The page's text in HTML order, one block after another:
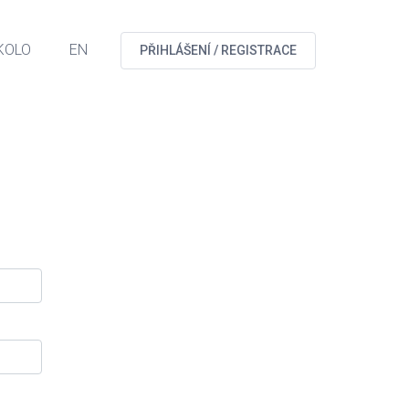
EN PŘIHLÁŠENÍ / REGISTRACE